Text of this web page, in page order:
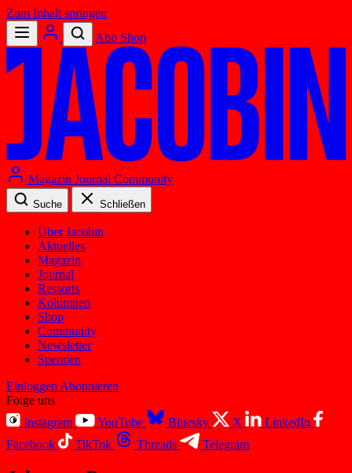
Zum Inhalt springen
Abo Shop
Magazin Journal Community
Suche Schließen
Über Jacobin
Aktuelles
Magazin
Journal
Ressorts
Kolumnen
Shop
Community
Newsletter
Spenden
Einloggen Abonnieren
Folge uns
Instagram
YouTube Bluesky X
LinkedIn
Facebook
TikTok Threads Telegram